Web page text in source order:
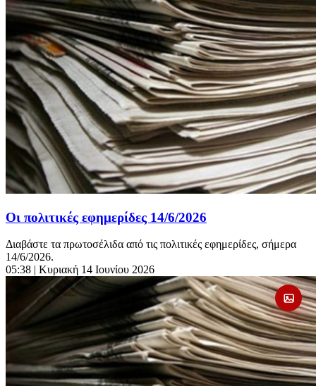
Οι πολιτικές εφημερίδες 14/6/2026
Διαβάστε τα πρωτοσέλιδα από τις πολιτικές εφημερίδες, σήμερα
14/6/2026.
05:38 | Κυριακή 14 Ιουνίου 2026